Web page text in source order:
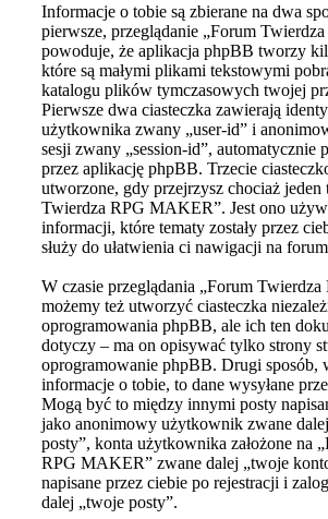
Informacje o tobie są zbierane na dwa
pierwsze, przeglądanie „Forum
powoduje, że aplikacja phpBB tworzy
które są małymi plikami tekstowymi
katalogu plików tymczasowych twojej
Pierwsze dwa ciasteczka zawierają
użytkownika zwany „user-id” i
sesji zwany „session-id”, automatycznie
przez aplikację phpBB. Trzecie
utworzone, gdy przejrzysz chociaż jeden
Twierdza RPG MAKER”. Jest ono
informacji, które tematy zostały przez
służy do ułatwienia ci nawigacji na
W czasie przeglądania „Forum
możemy też utworzyć ciasteczka
oprogramowania phpBB, ale ich ten
dotyczy – ma on opisywać tylko strony
oprogramowanie phpBB. Drugi sposób,
informacje o tobie, to dane wysyłane
Mogą być to między innymi posty
jako anonimowy użytkownik zwane
posty”, konta użytkownika założone na
RPG MAKER” zwane dalej „twoje
napisane przez ciebie po rejestracji i
dalej „twoje posty”.